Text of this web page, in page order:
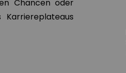
Chancen oder